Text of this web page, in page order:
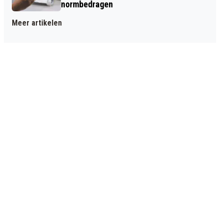
normbedragen
Meer artikelen